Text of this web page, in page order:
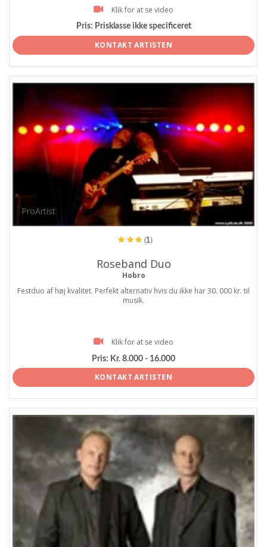
Klik for at se video
Pris: Prisklasse ikke specificeret
KONTAKT ARTISTEN
ProArtist
(1)
Roseband Duo
Hobro
Festduo af høj kvalitet. Perfekt alternativ hvis du ikke har 30. 000 kr. til
musik.
Klik for at se video
Pris: Kr. 8.000 - 16.000
KONTAKT ARTISTEN